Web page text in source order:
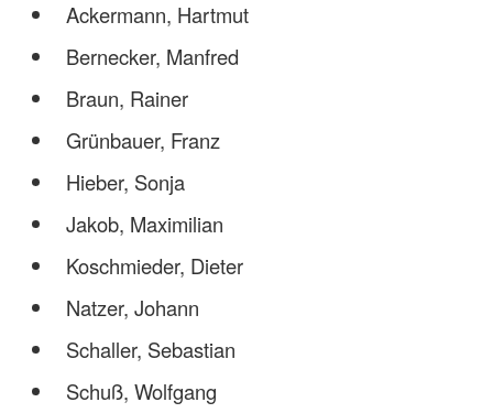
Ackermann, Hartmut
Bernecker, Manfred
Braun, Rainer
Grünbauer, Franz
Hieber, Sonja
Jakob, Maximilian
Koschmieder, Dieter
Natzer, Johann
Schaller, Sebastian
Schuß, Wolfgang